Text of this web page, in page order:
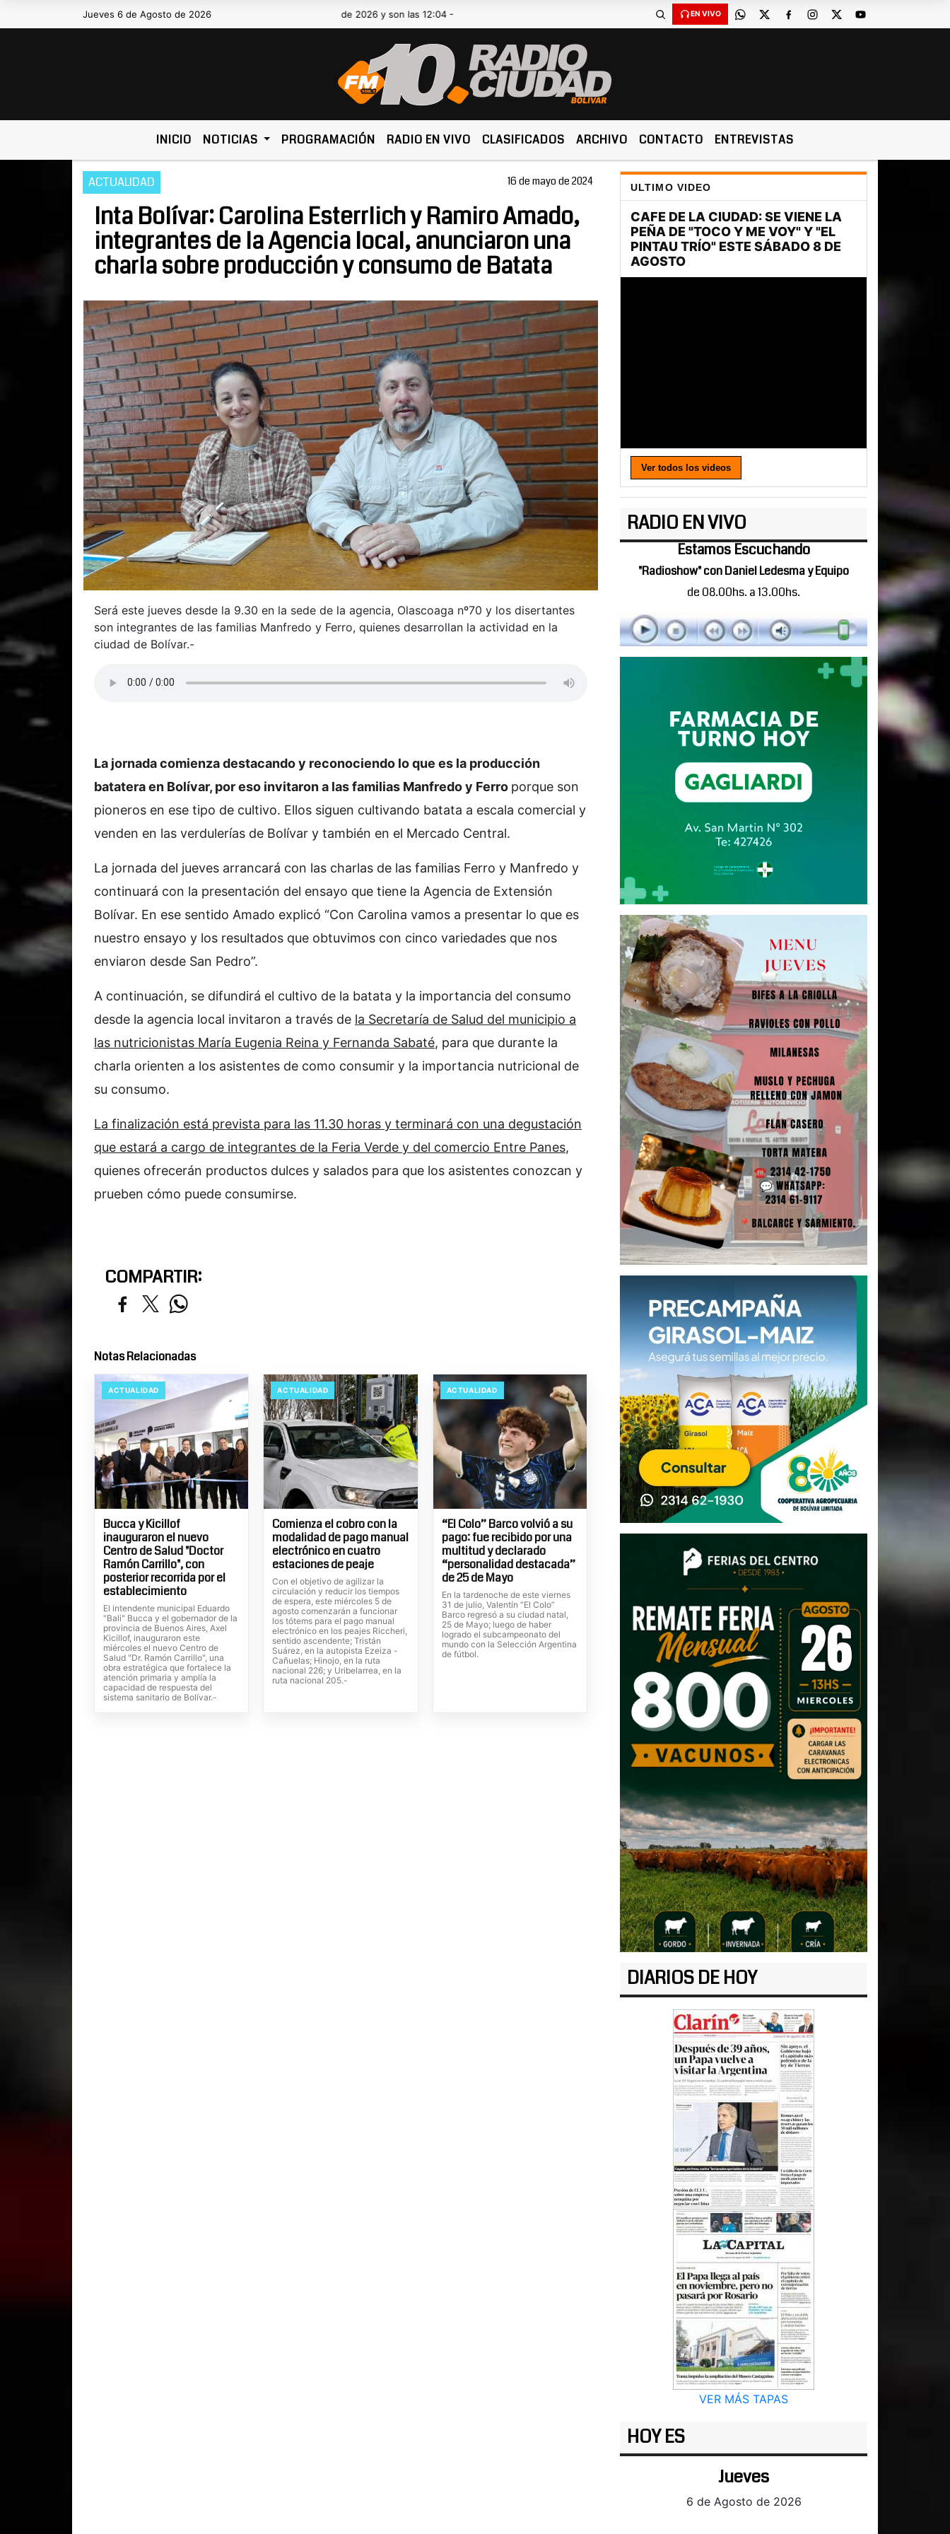
Jueves 6 de Agosto de 2026Hoy es Jueves 6 de Agosto de 2026 y son las 12:04 - EN VIVO
INICIO NOTICIAS PROGRAMACIÓN RADIO EN VIVO CLASIFICADOS ARCHIVO CONTACTO ENTREVISTAS
ACTUALIDAD 16 de mayo de 2024
Inta Bolívar: Carolina Esterrlich y Ramiro Amado,
integrantes de la Agencia local, anunciaron una
charla sobre producción y consumo de Batata
Será este jueves desde la 9.30 en la sede de la agencia, Olascoaga nº70 y los disertantes
son integrantes de las familias Manfredo y Ferro, quienes desarrollan la actividad en la
ciudad de Bolívar.-
La jornada comienza destacando y reconociendo lo que es la producción
batatera en Bolívar, por eso invitaron a las familias Manfredo y Ferro porque son
pioneros en ese tipo de cultivo. Ellos siguen cultivando batata a escala comercial y
venden en las verdulerías de Bolívar y también en el Mercado Central.
La jornada del jueves arrancará con las charlas de las familias Ferro y Manfredo y
continuará con la presentación del ensayo que tiene la Agencia de Extensión
Bolívar. En ese sentido Amado explicó “Con Carolina vamos a presentar lo que es
nuestro ensayo y los resultados que obtuvimos con cinco variedades que nos
enviaron desde San Pedro”.
A continuación, se difundirá el cultivo de la batata y la importancia del consumo
desde la agencia local invitaron a través de la Secretaría de Salud del municipio a
las nutricionistas María Eugenia Reina y Fernanda Sabaté, para que durante la
charla orienten a los asistentes de como consumir y la importancia nutricional de
su consumo.
La finalización está prevista para las 11.30 horas y terminará con una degustación
que estará a cargo de integrantes de la Feria Verde y del comercio Entre Panes,
quienes ofrecerán productos dulces y salados para que los asistentes conozcan y
prueben cómo puede consumirse.
COMPARTIR:
Notas Relacionadas
ACTUALIDAD
Bucca y Kicillof
inauguraron el nuevo
Centro de Salud "Doctor
Ramón Carrillo", con
posterior recorrida por el
establecimiento
El intendente municipal Eduardo
"Bali" Bucca y el gobernador de la
provincia de Buenos Aires, Axel
Kicillof, inauguraron este
miércoles el nuevo Centro de
Salud "Dr. Ramón Carrillo", una
obra estratégica que fortalece la
atención primaria y amplía la
capacidad de respuesta del
sistema sanitario de Bolívar.-
ACTUALIDAD
Comienza el cobro con la
modalidad de pago manual
electrónico en cuatro
estaciones de peaje
Con el objetivo de agilizar la
circulación y reducir los tiempos
de espera, este miércoles 5 de
agosto comenzarán a funcionar
los tótems para el pago manual
electrónico en los peajes Riccheri,
sentido ascendente; Tristán
Suárez, en la autopista Ezeiza -
Cañuelas; Hinojo, en la ruta
nacional 226; y Uribelarrea, en la
ruta nacional 205.-
ACTUALIDAD
“El Colo” Barco volvió a su
pago: fue recibido por una
multitud y declarado
“personalidad destacada”
de 25 de Mayo
En la tardenoche de este viernes
31 de julio, Valentín “El Colo”
Barco regresó a su ciudad natal,
25 de Mayo; luego de haber
logrado el subcampeonato del
mundo con la Selección Argentina
de fútbol.
ULTIMO VIDEO
Ver todos los videos
RADIO EN VIVO
Estamos Escuchando
"Radioshow" con Daniel Ledesma y Equipo
de 08.00hs. a 13.00hs.
DIARIOS DE HOY
VER MÁS TAPAS
HOY ES
Jueves
6 de Agosto de 2026